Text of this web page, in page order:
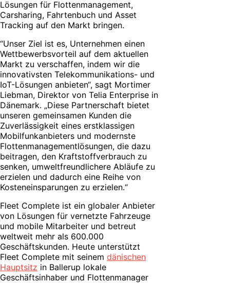
Lösungen für Flottenmanagement,
Carsharing, Fahrtenbuch und Asset
Tracking auf den Markt bringen.
“Unser Ziel ist es, Unternehmen einen
Wettbewerbsvorteil auf dem aktuellen
Markt zu verschaffen, indem wir die
innovativsten Telekommunikations- und
IoT-Lösungen anbieten“, sagt Mortimer
Liebman, Direktor von Telia Enterprise in
Dänemark. „Diese Partnerschaft bietet
unseren gemeinsamen Kunden die
Zuverlässigkeit eines erstklassigen
Mobilfunkanbieters und modernste
Flottenmanagementlösungen, die dazu
beitragen, den Kraftstoffverbrauch zu
senken, umweltfreundlichere Abläufe zu
erzielen und dadurch eine Reihe von
Kosteneinsparungen zu erzielen.“
Fleet Complete ist ein globaler Anbieter
von Lösungen für vernetzte Fahrzeuge
und mobile Mitarbeiter und betreut
weltweit mehr als 600.000
Geschäftskunden. Heute unterstützt
Fleet Complete mit seinem dänischen
Hauptsitz in Ballerup lokale
Geschäftsinhaber und Flottenmanager